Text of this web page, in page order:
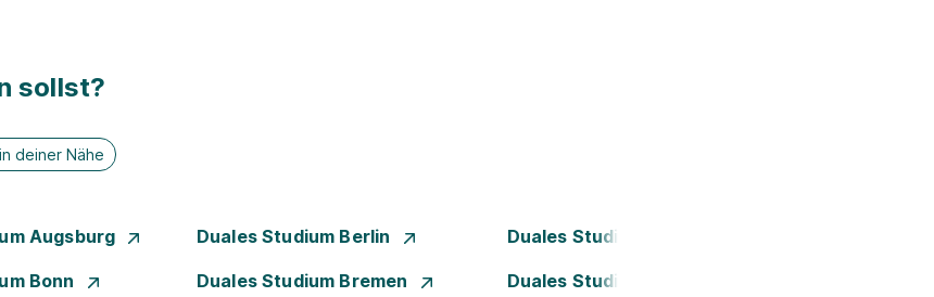
sollst?
deiner Nähe
Augsburg Duales Studium Berlin Duales Studium Bielefeld
Bonn Duales Studium Bremen Duales Studium Darmstadt